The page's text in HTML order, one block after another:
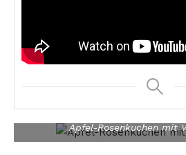
Apfel-Rosenkuchen mit